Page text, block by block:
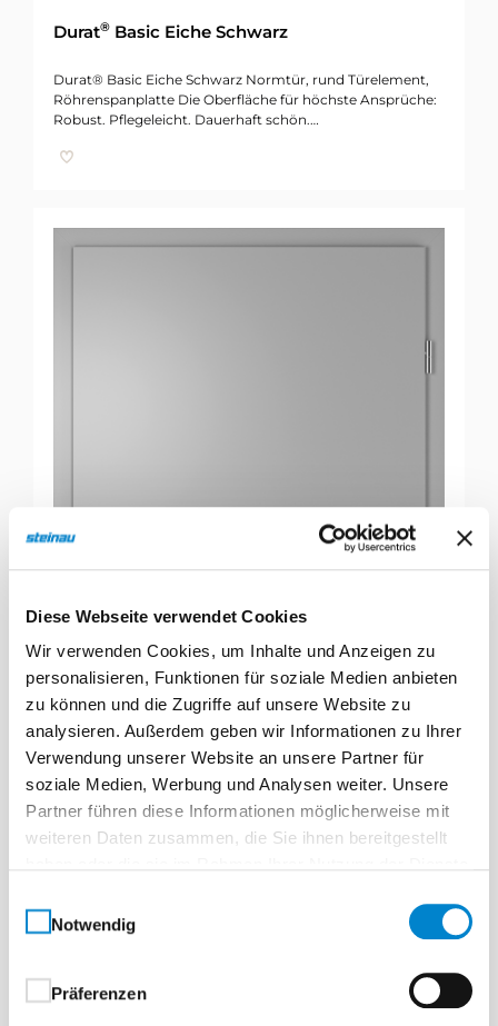
Diese Webseite verwendet Cookies
Wir verwenden Cookies, um Inhalte und Anzeigen zu
personalisieren, Funktionen für soziale Medien anbieten
zu können und die Zugriffe auf unsere Website zu
analysieren. Außerdem geben wir Informationen zu Ihrer
Verwendung unserer Website an unsere Partner für
soziale Medien, Werbung und Analysen weiter. Unsere
Partner führen diese Informationen möglicherweise mit
weiteren Daten zusammen, die Sie ihnen bereitgestellt
Notwendig
Präferenzen
Durat® Basic Eiche Schwarz
Durat® Basic Eiche Schwarz Normtür, rund Türelement,
Röhrenspanplatte Die Oberfläche für höchste Ansprüche:
Robust. Pflegeleicht. Dauerhaft schön.…